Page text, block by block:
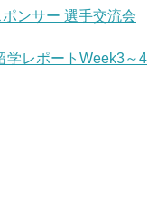
ンサー 選手交流会
学レポートWeek3～4